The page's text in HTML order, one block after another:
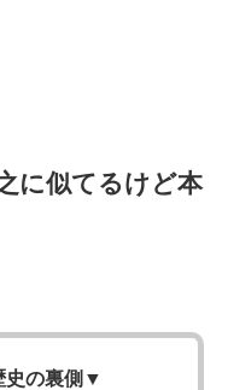
に似てるけど本
の裏側 ▼